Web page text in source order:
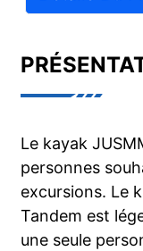
Le kayak
personnes
excursions. Le
Tandem est
une seule